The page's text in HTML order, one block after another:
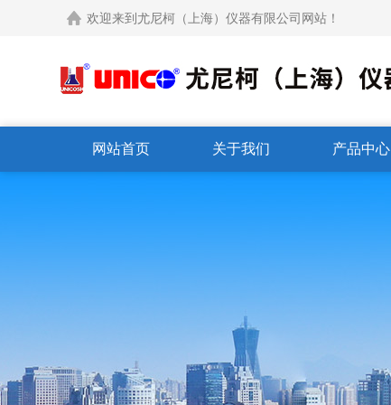
欢迎来到尤尼柯（上海）仪器有限公司网站！
网站首页 关于我们 产品中心